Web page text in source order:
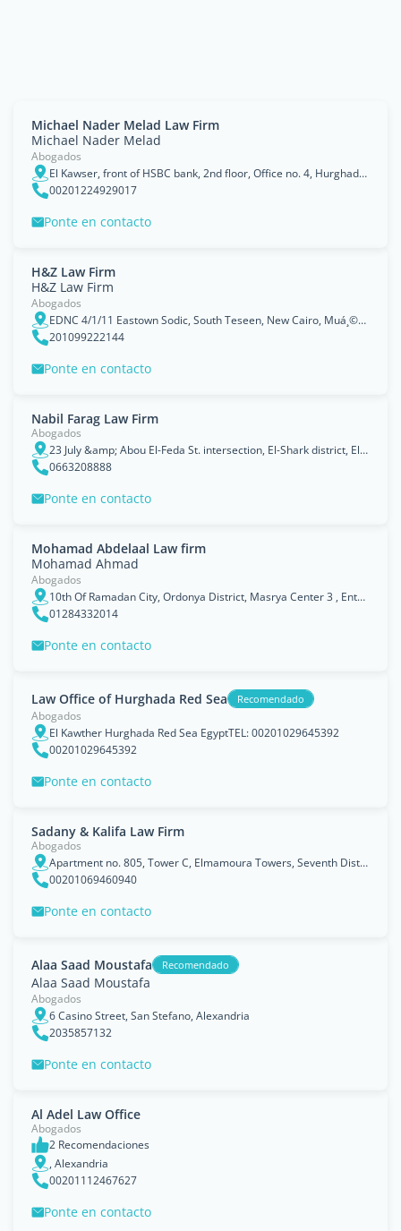
Michael Nader Melad Law Firm
Michael Nader Melad
Abogados
El Kawser, front of HSBC bank, 2nd floor, Office no. 4, Hurghada, Red Sea
00201224929017
Ponte en contacto
H&Z Law Firm
H&Z Law Firm
Abogados
EDNC 4/1/11 Eastown Sodic, South Teseen, New Cairo, Muá¸©ÄfazÌ§at al QÄhirah
201099222144
Ponte en contacto
Nabil Farag Law Firm
Abogados
23 July &amp; Abou El-Feda St. intersection, El-Shark district, El Shammaa Tower, Second Floor., Muá¸©ÄfazÌ§at BÅ«r SaâÄ«d
0663208888
Ponte en contacto
Mohamad Abdelaal Law firm
Mohamad Ahmad
Abogados
10th Of Ramadan City, Ordonya District, Masrya Center 3 , Entrance A
01284332014
Ponte en contacto
Law Office of Hurghada Red Sea Recomendado
Abogados
El Kawther Hurghada Red Sea EgyptTEL: 00201029645392
00201029645392
Ponte en contacto
Sadany & Kalifa Law Firm
Abogados
Apartment no. 805, Tower C, Elmamoura Towers, Seventh District, Nasr City, Cairo, Egypt.
00201069460940
Ponte en contacto
Alaa Saad Moustafa Recomendado
Alaa Saad Moustafa
Abogados
6 Casino Street, San Stefano, Alexandria
2035857132
Ponte en contacto
Al Adel Law Office
Abogados
2 Recomendaciones
, Alexandria
00201112467627
Ponte en contacto